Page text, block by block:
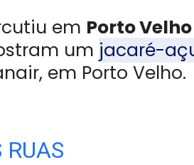
em Porto Velho
um jacaré-
em Porto Velho.